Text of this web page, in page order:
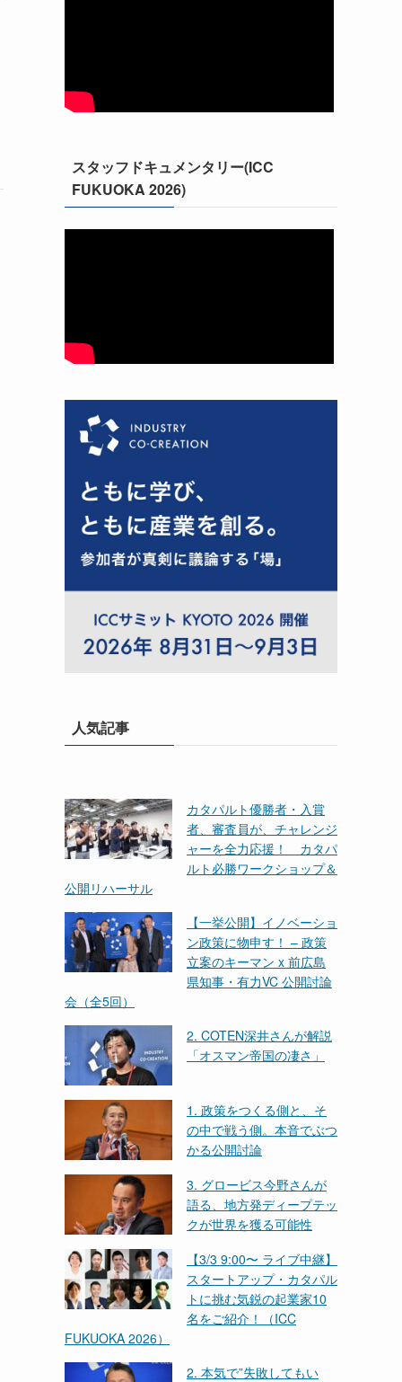
スタッフドキュメンタリー(ICC
FUKUOKA 2026)
人気記事
カタパルト優勝者・入賞
者、審査員が、チャレンジ
ャーを全力応援！ カタパ
ルト必勝ワークショップ＆
公開リハーサル
【一挙公開】イノベーショ
ン政策に物申す！ – 政策
立案のキーマン x 前広島
県知事・有力VC 公開討論
会（全5回）
2. COTEN深井さんが解説
「オスマン帝国の凄さ」
1. 政策をつくる側と、そ
の中で戦う側。本音でぶつ
かる公開討論
3. グロービス今野さんが
語る、地方発ディープテッ
クが世界を獲る可能性
【3/3 9:00〜 ライブ中継】
スタートアップ・カタパル
トに挑む気鋭の起業家10
名をご紹介！（ICC
FUKUOKA 2026）
2. 本気で”失敗してもい